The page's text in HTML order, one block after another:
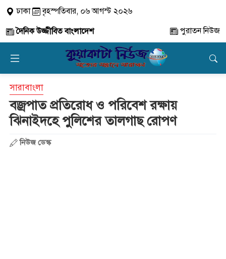
ঢাকা
বৃহস্পতিবার, ০৬ আগস্ট ২০২৬
দৈনিক উজ্জীবিত বাংলাদেশ
পুরাতন নিউজ
সারাবাংলা
বজ্রপাত প্রতিরোধ ও পরিবেশ রক্ষায়
ঝিনাইদহে পুলিশের তালগাছ রোপণ
নিউজ ডেস্ক